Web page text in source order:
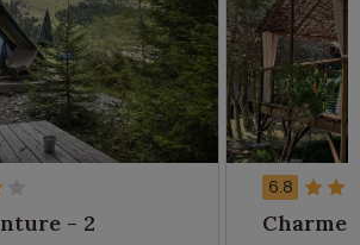
- 2
6.8
Charme